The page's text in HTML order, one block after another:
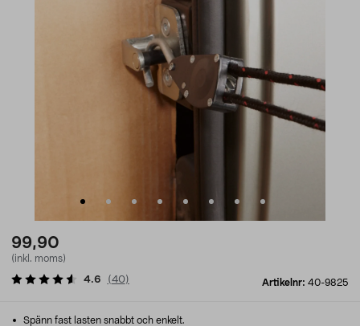
99,90
(inkl. moms)
Artikelnr: 40-9825
4.6 (40)
Spänn fast lasten snabbt och enkelt.